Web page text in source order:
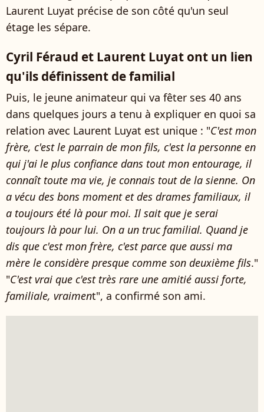
Laurent Luyat précise de son côté qu'un seul
étage les sépare.
Cyril Féraud et Laurent Luyat ont un lien
qu'ils définissent de familial
Puis, le jeune animateur qui va fêter ses 40 ans
dans quelques jours a tenu à expliquer en quoi sa
relation avec Laurent Luyat est unique : "C'est mon
frère, c'est le parrain de mon fils, c'est la personne en
qui j'ai le plus confiance dans tout mon entourage, il
connaît toute ma vie, je connais tout de la sienne. On
a vécu des bons moment et des drames familiaux, il
a toujours été là pour moi. Il sait que je serai
toujours là pour lui. On a un truc familial. Quand je
dis que c'est mon frère, c'est parce que aussi ma
mère le considère presque comme son deuxième fils."
"C'est vrai que c'est très rare une amitié aussi forte,
familiale, vraiment", a confirmé son ami.